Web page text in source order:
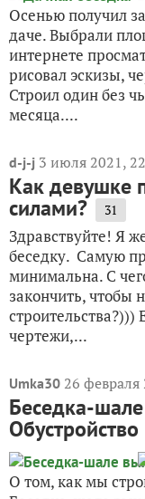
Осенью получил
даче. Выбрали
интернете
рисовал эскизы,
Строил один без
месяца....
d-j-j 3 июля 2021,
Как девушке
силами? 31
Здравствуйте! Я
беседку. Самую
минимальна. С
закончить, чтобы
строительства?)))
чертежи,...
Umka30 26 февраля
Беседка-
Обустройство
О том, как мы